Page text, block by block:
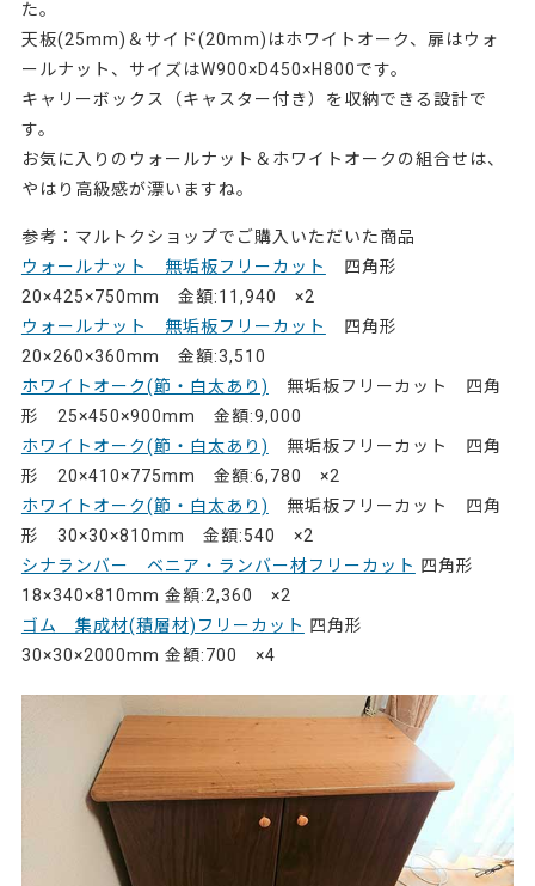
た。
天板(25mm)＆サイド(20mm)はホワイトオーク、扉はウォ
ールナット、サイズはW900×D450×H800です。
キャリーボックス（キャスター付き）を収納できる設計で
す。
お気に入りのウォールナット＆ホワイトオークの組合せは、
やはり高級感が漂いますね。
参考：マルトクショップでご購入いただいた商品
ウォールナット 無垢板フリーカット
四角形
20×425×750mm 金額:11,940 ×2
ウォールナット 無垢板フリーカット
四角形
20×260×360mm 金額:3,510
ホワイトオーク(節・白太あり)
無垢板フリーカット 四角
形 25×450×900mm 金額:9,000
ホワイトオーク(節・白太あり)
無垢板フリーカット 四角
形 20×410×775mm 金額:6,780 ×2
ホワイトオーク(節・白太あり)
無垢板フリーカット 四角
形 30×30×810mm 金額:540 ×2
シナランバー ベニア・ランバー材フリーカット 四角形
18×340×810mm 金額:2,360 ×2
ゴム 集成材(積層材)フリーカット 四角形
30×30×2000mm 金額:700 ×4